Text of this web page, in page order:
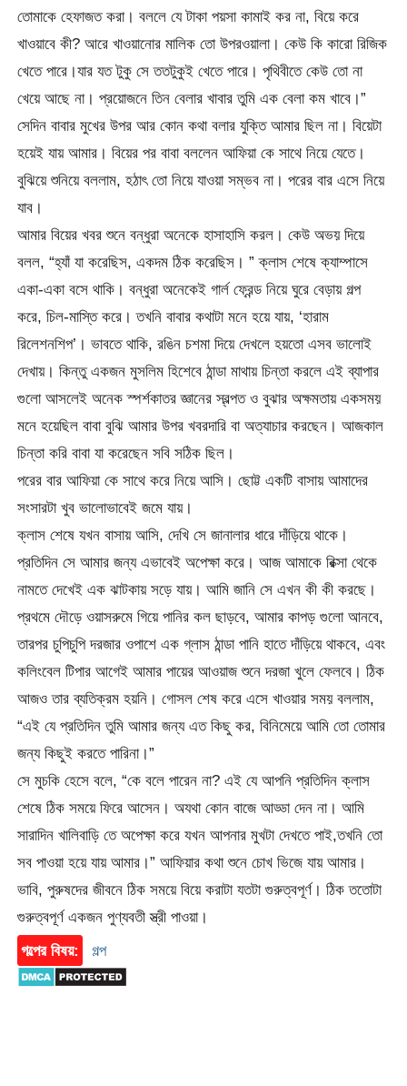
তোমাকে হেফাজত করা। বললে যে টাকা পয়সা কামাই কর না, বিয়ে করে
খাওয়াবে কী? আরে খাওয়ানোর মালিক তো উপরওয়ালা। কেউ কি কারো রিজিক
খেতে পারে।যার যত টুকু সে ততটুকুই খেতে পারে। পৃথিবীতে কেউ তো না
খেয়ে আছে না। প্রয়োজনে তিন বেলার খাবার তুমি এক বেলা কম খাবে।”
সেদিন বাবার মুখের উপর আর কোন কথা বলার যুক্তি আমার ছিল না। বিয়েটা
হয়েই যায় আমার। বিয়ের পর বাবা বললেন আফিয়া কে সাথে নিয়ে যেতে।
বুঝিয়ে শুনিয়ে বললাম, হঠাৎ তো নিয়ে যাওয়া সম্ভব না। পরের বার এসে নিয়ে
যাব।
আমার বিয়ের খবর শুনে বন্ধুরা অনেকে হাসাহাসি করল। কেউ অভয় দিয়ে
বলল, “হ্যাঁ যা করেছিস, একদম ঠিক করেছিস। ” ক্লাস শেষে ক্যাম্পাসে
একা-একা বসে থাকি। বন্ধুরা অনেকেই গার্ল ফ্রেন্ড নিয়ে ঘুরে বেড়ায় গল্প
করে, চিল-মাস্তি করে। তখনি বাবার কথাটা মনে হয়ে যায়, ‘হারাম
রিলেশনশিপ’। ভাবতে থাকি, রঙিন চশমা দিয়ে দেখলে হয়তো এসব ভালোই
দেখায়। কিন্তু একজন মুসলিম হিশেবে ঠান্ডা মাথায় চিন্তা করলে এই ব্যাপার
গুলো আসলেই অনেক স্পর্শকাতর জ্ঞানের স্বল্পত ও বুঝার অক্ষমতায় একসময়
মনে হয়েছিল বাবা বুঝি আমার উপর খবরদারি বা অত্যাচার করছেন। আজকাল
চিন্তা করি বাবা যা করেছেন সবি সঠিক ছিল।
পরের বার আফিয়া কে সাথে করে নিয়ে আসি। ছোট্ট একটি বাসায় আমাদের
সংসারটা খুব ভালোভাবেই জমে যায়।
ক্লাস শেষে যখন বাসায় আসি, দেখি সে জানালার ধারে দাঁড়িয়ে থাকে।
প্রতিদিন সে আমার জন্য এভাবেই অপেক্ষা করে। আজ আমাকে রিক্সা থেকে
নামতে দেখেই এক ঝাটকায় সড়ে যায়। আমি জানি সে এখন কী কী করছে।
প্রথমে দৌড়ে ওয়াসরুমে গিয়ে পানির কল ছাড়বে, আমার কাপড় গুলো আনবে,
তারপর চুপিচুপি দরজার ওপাশে এক গ্লাস ঠান্ডা পানি হাতে দাঁড়িয়ে থাকবে, এবং
কলিংবেল টিপার আগেই আমার পায়ের আওয়াজ শুনে দরজা খুলে ফেলবে। ঠিক
আজও তার ব্যতিক্রম হয়নি। গোসল শেষ করে এসে খাওয়ার সময় বললাম,
“এই যে প্রতিদিন তুমি আমার জন্য এত কিছু কর, বিনিমেয়ে আমি তো তোমার
জন্য কিছুই করতে পারিনা।”
সে মুচকি হেসে বলে, “কে বলে পারেন না? এই যে আপনি প্রতিদিন ক্লাস
শেষে ঠিক সময়ে ফিরে আসেন। অযথা কোন বাজে আড্ডা দেন না। আমি
সারাদিন খালিবাড়ি তে অপেক্ষা করে যখন আপনার মুখটা দেখতে পাই,তখনি তো
সব পাওয়া হয়ে যায় আমার।” আফিয়ার কথা শুনে চোখ ভিজে যায় আমার।
ভাবি, পুরুষদের জীবনে ঠিক সময়ে বিয়ে করাটা যতটা গুরুত্বপূর্ণ। ঠিক ততোটা
গুরুত্বপূর্ণ একজন পুণ্যবতী স্ত্রী পাওয়া।
গল্পের বিষয়:
গল্প